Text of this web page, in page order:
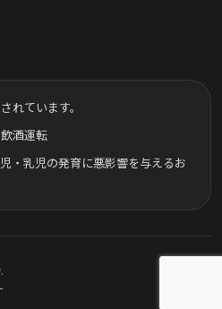
れています。
酒運転
・乳児の発育に悪影響を与えるお